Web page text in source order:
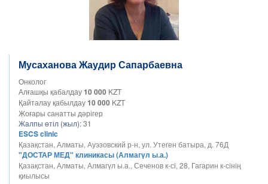
Мусаханова Жаудир Сапарбаевна
Онколог
Алғашқы қабалдау10 000 KZT
Қайталау қабылдау10 000 KZT
Жоғары санатты дәрігер
Жалпы өтіл (жыл):31
ESCS clinic
Қазақстан, Алматы, Ауэзовский р-н, ​​ул. Утеген батыра, д. 76Д
"ДОСТАР МЕД" клиникасы (Алмагүл ы.а.)
Қазақстан, Алматы, Алмагүл ы.а., Сеченов к-сі, 28, Гагарин к-сінің
қиылысы